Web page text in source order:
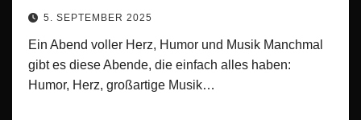
5. SEPTEMBER 2025
Ein Abend voller Herz, Humor und Musik Manchmal
gibt es diese Abende, die einfach alles haben:
Humor, Herz, großartige Musik…